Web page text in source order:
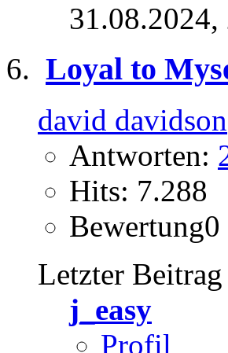
31.08.2024,
Loyal to
david davidson
Antworten:
Hits: 7.288
Bewertung0
Letzter
j_easy
Profil